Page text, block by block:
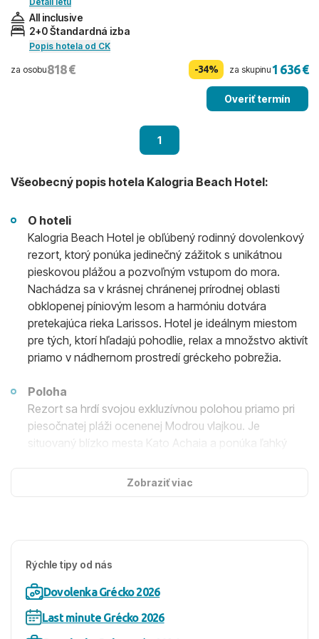
All inclusive
2+0 Štandardná izba
Popis hotela od CK
za osobu818 € -34% za skupinu1 636 €
Overiť termín
1
Všeobecný popis hotela Kalogria Beach Hotel:
O hoteli
Kalogria Beach Hotel je obľúbený rodinný dovolenkový
rezort, ktorý ponúka jedinečný zážitok s unikátnou
pieskovou plážou a pozvoľným vstupom do mora.
Nachádza sa v krásnej chránenej prírodnej oblasti
obklopenej píniovým lesom a harmóniu dotvára
pretekajúca rieka Larissos. Hotel je ideálnym miestom
pre tých, ktorí hľadajú pohodlie, relax a množstvo aktivít
priamo v nádhernom prostredí gréckeho pobrežia.
Poloha
Rezort sa hrdí svojou exkluzívnou polohou priamo pri
piesočnatej pláži ocenenej Modrou vlajkou. Je
situovaný blízko mesta Kato Achaia a ponúka ľahký
vlasy, minichladničku, SAT TV, telefón a balkón alebo
Zariadenie hotela
Zobraziť viac
Rýchle tipy od nás
Dovolenka Grécko 2026
Last minute Grécko 2026